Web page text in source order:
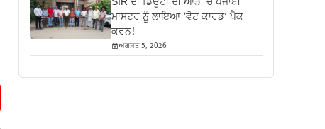
ਮਾਸਟਰ ਨੂੰ ਲਾਇਆ ‘ਵੋਟ ਕਾਰਡ’ ਪੈਕ
ਕਰਨ!
ਅਗਸਤ 5, 2026